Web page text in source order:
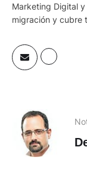
Marketing Digital
migración y cubre